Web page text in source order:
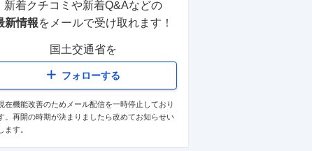
最高裁判所
裁判官と一緒に事件処理の方針などを考
えたり、判例を調べてたりとやりがいを
感じることが多い。難…続きを見る
裁判所書記官 正社員 30代 男性
役職なし
新着クチコミや新着Q&Aなどの
新情報をメールで受け取れます！
国土交通省を
フォローする
在機能改善のためメール配信を一時停止しており
。再開の時期が決まりましたら改めてお知らせい
ます。